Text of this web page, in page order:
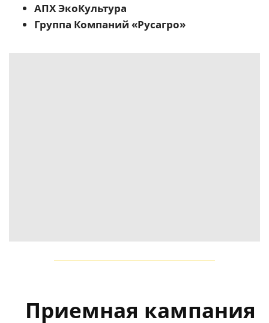
АПХ ЭкоКультура
Группа Компаний «Русагро»
Приемная кампания